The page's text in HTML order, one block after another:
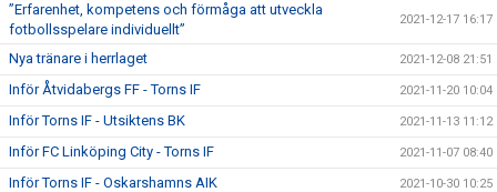
”Erfarenhet, kompetens och förmåga att utveckla
fotbollsspelare individuellt”
2021-12-17 16:17
Nya tränare i herrlaget 2021-12-08 21:51
Inför Åtvidabergs FF - Torns IF 2021-11-20 10:04
Inför Torns IF - Utsiktens BK 2021-11-13 11:12
Inför FC Linköping City - Torns IF 2021-11-07 08:40
Inför Torns IF - Oskarshamns AIK 2021-10-30 10:25